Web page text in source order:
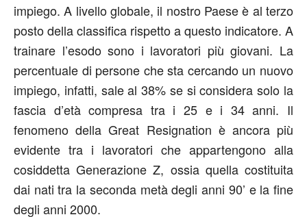
impiego. A livello globale, il nostro Paese è al terzo
posto della classifica rispetto a questo indicatore. A
trainare l’esodo sono i lavoratori più giovani. La
percentuale di persone che sta cercando un nuovo
impiego, infatti, sale al 38% se si considera solo la
fascia d’età compresa tra i 25 e i 34 anni. Il
fenomeno della Great Resignation è ancora più
evidente tra i lavoratori che appartengono alla
cosiddetta Generazione Z, ossia quella costituita
dai nati tra la seconda metà degli anni 90’ e la fine
degli anni 2000.